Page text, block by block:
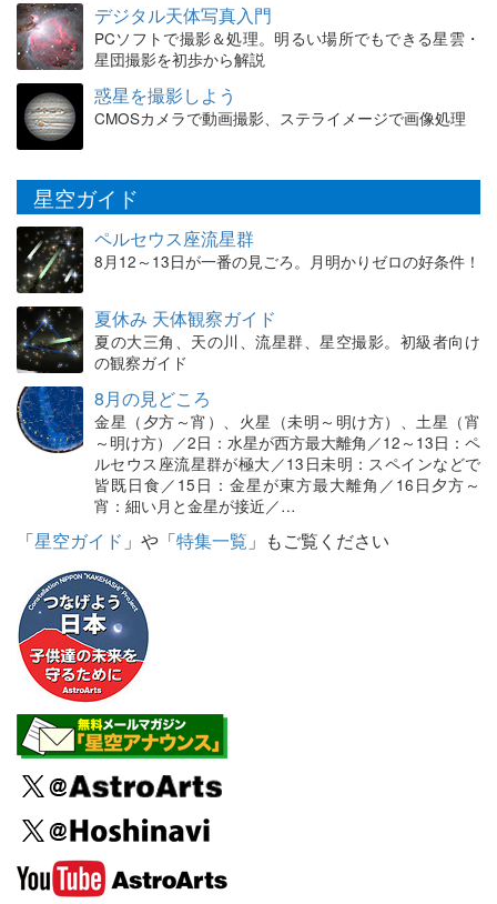
デジタル天体写真入門
PCソフトで撮影＆処理。明るい場所でもできる星雲・
星団撮影を初歩から解説
惑星を撮影しよう
CMOSカメラで動画撮影、ステライメージで画像処理
星空ガイド
ペルセウス座流星群
8月12～13日が一番の見ごろ。月明かりゼロの好条件！
夏休み 天体観察ガイド
夏の大三角、天の川、流星群、星空撮影。初級者向け
の観察ガイド
8月の見どころ
金星（夕方～宵）、火星（未明～明け方）、土星（宵
～明け方）／2日：水星が西方最大離角／12～13日：ペ
ルセウス座流星群が極大／13日未明：スペインなどで
皆既日食／15日：金星が東方最大離角／16日夕方～
宵：細い月と金星が接近／…
「星空ガイド 」や「特集一覧 」もご覧ください